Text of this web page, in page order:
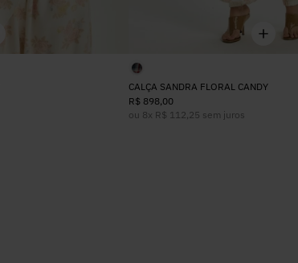
CALÇA SANDRA FLORAL CANDY
R$ 898,00
ou 8x R$ 112,25 sem juros